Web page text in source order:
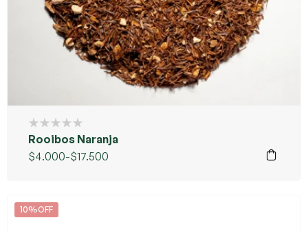
Rooibos Naranja
$4.000-$17.500
10%OFF